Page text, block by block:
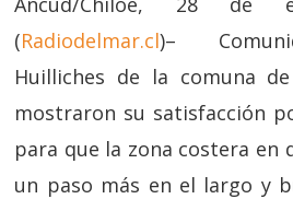
(Radiodelmar.cl)–
Huilliches de la comuna
mostraron su satisfacción
para que la zona costera en
un paso más en el largo y